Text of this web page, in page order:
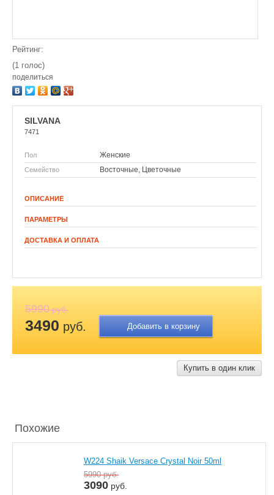
Рейтинг:
(1 голос)
поделиться
SILVANA
7471
Пол Женские
Семейство Восточные, Цветочные
ОПИСАНИЕ
ПАРАМЕТРЫ
ДОСТАВКА И ОПЛАТА
5990руб.
3490 руб. Добавить в корзину
Купить в один клик
Похожие
W224 Shaik Versace Crystal Noir 50ml
5990руб.
3090 руб.